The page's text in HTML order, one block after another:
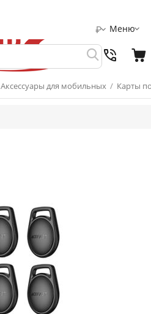
Меню
₽
Аксессуары для мобильных / Карты